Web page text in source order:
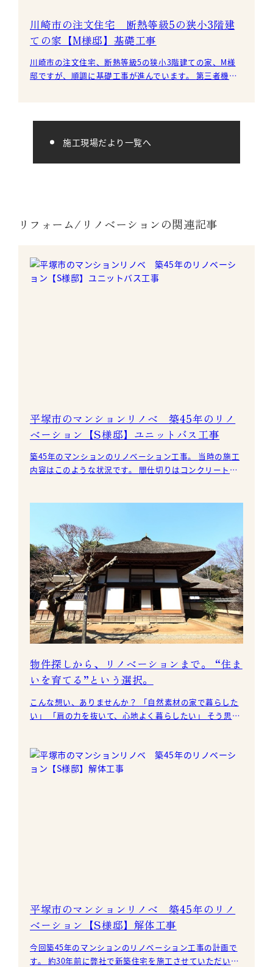
川崎市の注文住宅 断熱等級5の狭小3階建
ての家【M様邸】基礎工事
川崎市の注文住宅、断熱等級5の狭小3階建ての家、M様
邸ですが、順調に基礎工事が進んでいます。 第三者機関
施工現場だより一覧へ
リフォーム/リノベーションの関連記事
平塚市のマンションリノベ 築45年のリノ
ベーション【S様邸】ユニットバス工事
築45年のマンションのリノベーション工事。 当時の施工
内容はこのような状況です。 間仕切りはコンクリートブ
物件探しから、リノベーションまで。 “住ま
いを育てる”という選択。
こんな想い、ありませんか？ 「自然素材の家で暮らした
い」 「肩の力を抜いて、心地よく暮らしたい」 そう思っ
平塚市のマンションリノベ 築45年のリノ
ベーション【S様邸】解体工事
今回築45年のマンションのリノベーション工事の計画で
す。 約30年前に弊社で新築住宅を施工させていただいた